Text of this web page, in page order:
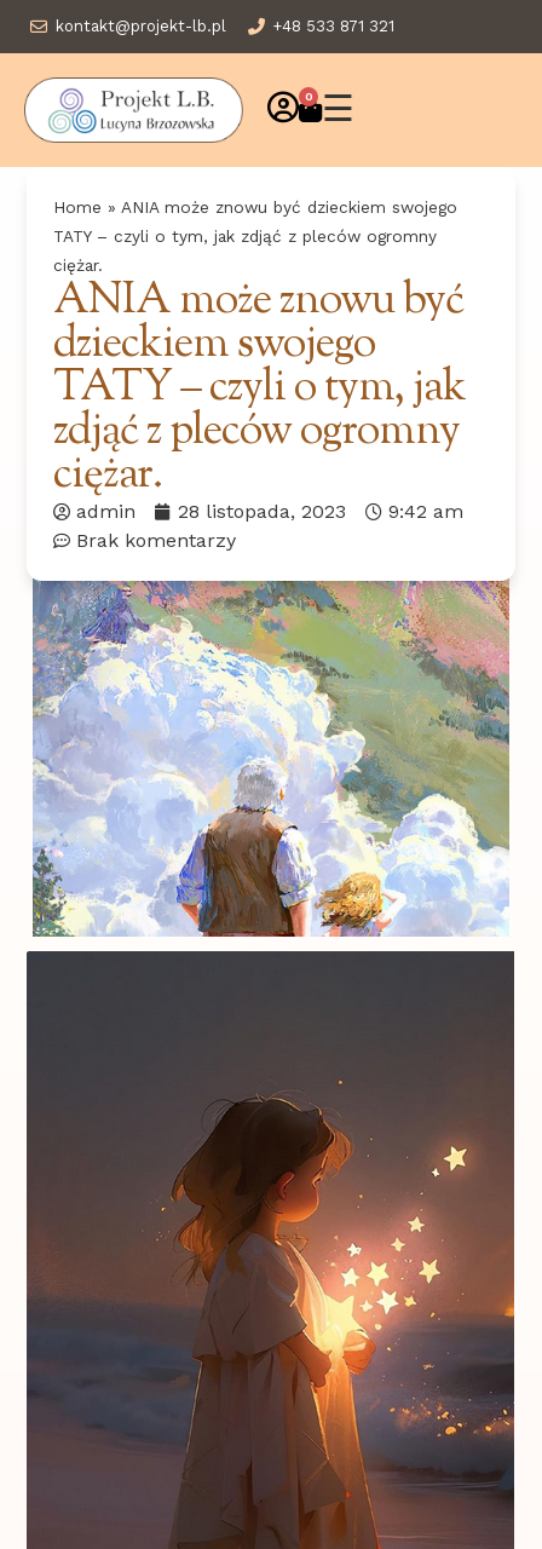
kontakt@projekt-lb.pl +48 533 871 321
0 ☰
Home » ANIA może znowu być dzieckiem swojego
TATY – czyli o tym, jak zdjąć z pleców ogromny
ciężar.
ANIA może znowu być
dzieckiem swojego
TATY – czyli o tym, jak
zdjąć z pleców ogromny
ciężar.
admin 28 listopada, 2023
9:42 am
Brak komentarzy